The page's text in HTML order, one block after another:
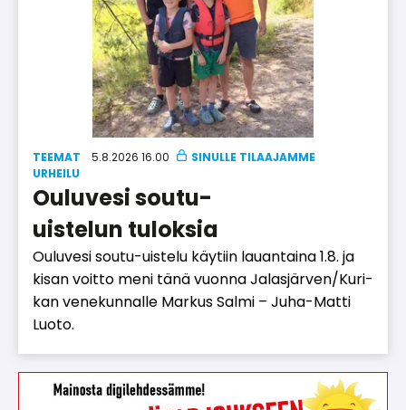
TEEMAT
5.8.2026 16.00
UR­HEI­LU
Ouluvesi soutu-
uistelun tuloksia
Ou­lu­ve­si sou­tu-uis­te­lu käy­tiin lau­an­tai­na 1.8. ja
ki­san voit­to meni tänä vuon­na Ja­las­jär­ven/Ku­ri­
kan ve­ne­kun­nal­le Mar­kus Sal­mi – Juha-Mat­ti
Luo­to.